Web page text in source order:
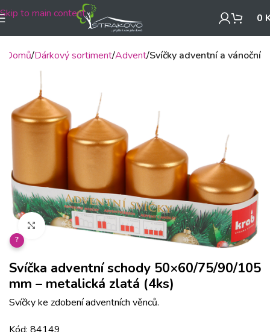
Skip to main content 0
Domů Dárkový sortiment Advent Svíčky adventní a vánoční
Klikněte pro zvětšení
?
Svíčka adventní schody 50×60/75/90/105
mm – metalická zlatá (4ks)
Svíčky ke zdobení adventních věnců.